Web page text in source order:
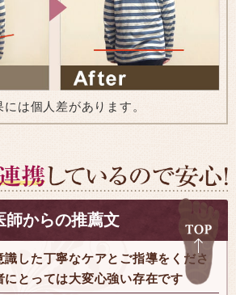
は個人差があります。
師からの推薦文
した丁寧なケアとご指導をくださ
にとっては大変心強い存在です